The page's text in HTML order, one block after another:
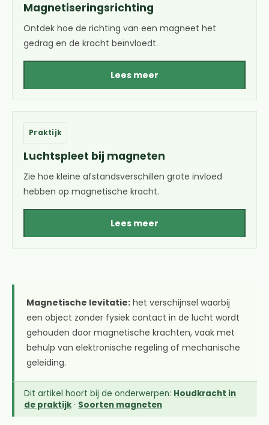
Magnetiseringsrichting
Ontdek hoe de richting van een magneet het
gedrag en de kracht beïnvloedt.
Lees meer
Praktijk
Luchtspleet bij magneten
Zie hoe kleine afstandsverschillen grote invloed
hebben op magnetische kracht.
Lees meer
Magnetische levitatie: het verschijnsel waarbij
een object zonder fysiek contact in de lucht wordt
gehouden door magnetische krachten, vaak met
behulp van elektronische regeling of mechanische
geleiding.
Dit artikel hoort bij de onderwerpen: Houdkracht in
de praktijk · Soorten magneten